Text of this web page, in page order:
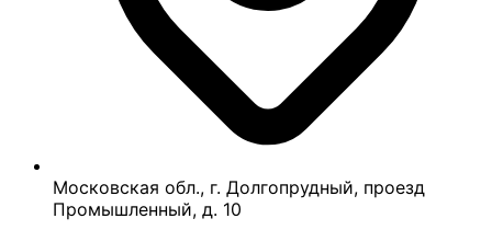
Московская обл., г. Долгопрудный, проезд
Промышленный, д. 10